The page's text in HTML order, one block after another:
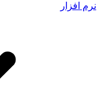
نرم افزار